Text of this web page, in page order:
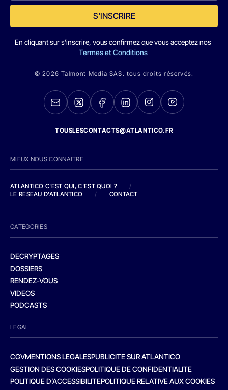
S'INSCRIRE
En cliquant sur s'inscrire, vous confirmez que vous acceptez nos
Termes et Conditions
© 2026 Talmont Media SAS. tous droits réservés.
TOUSLESCONTACTS@ATLANTICO.FR
MIEUX NOUS CONNAITRE
ATLANTICO C'EST QUI, C'EST QUOI ?
/
LE RESEAU D'ATLANTICO
/ CONTACT
CATEGORIES
DECRYPTAGES
DOSSIERS
RENDEZ-VOUS
VIDEOS
PODCASTS
LEGAL
CGVMENTIONS LEGALESPUBLICITE SUR ATLANTICO
GESTION DES COOKIESPOLITIQUE DE CONFIDENTIALITE
POLITIQUE D’ACCESSIBILITEPOLITIQUE RELATIVE AUX COOKIES